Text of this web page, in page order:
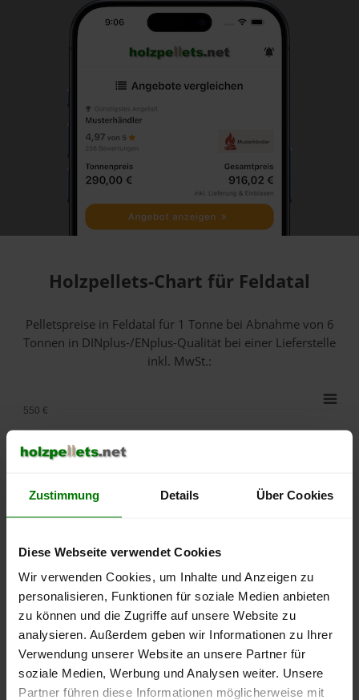
Zustimmung Details Über Cookies
Diese Webseite verwendet Cookies
Wir verwenden Cookies, um Inhalte und Anzeigen zu
personalisieren, Funktionen für soziale Medien anbieten
zu können und die Zugriffe auf unsere Website zu
analysieren. Außerdem geben wir Informationen zu Ihrer
Verwendung unserer Website an unsere Partner für
soziale Medien, Werbung und Analysen weiter. Unsere
Partner führen diese Informationen möglicherweise mit
Holzpellets-Chart für Feldatal
Pelletspreise in Feldatal für 1 Tonne bei Abnahmevon 6
Tonnen in DINplus-/ENplus-Qualität bei einer Lieferstelle
inkl. MwSt.:
lose Ware Sackware
2025
Januar
2026
2026
250 €
300 €
350 €
400 €
500 €
550 €